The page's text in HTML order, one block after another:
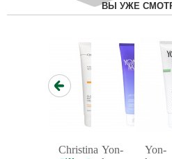
ВЫ УЖЕ
Christina Yon-
Yon-